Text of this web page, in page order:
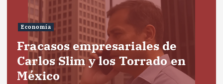
Economía
Fracasos empresariales de
Carlos Slim y los Torrado en
México